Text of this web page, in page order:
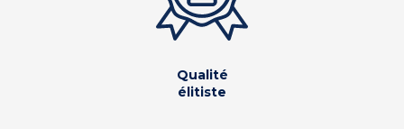
Qualité
élitiste